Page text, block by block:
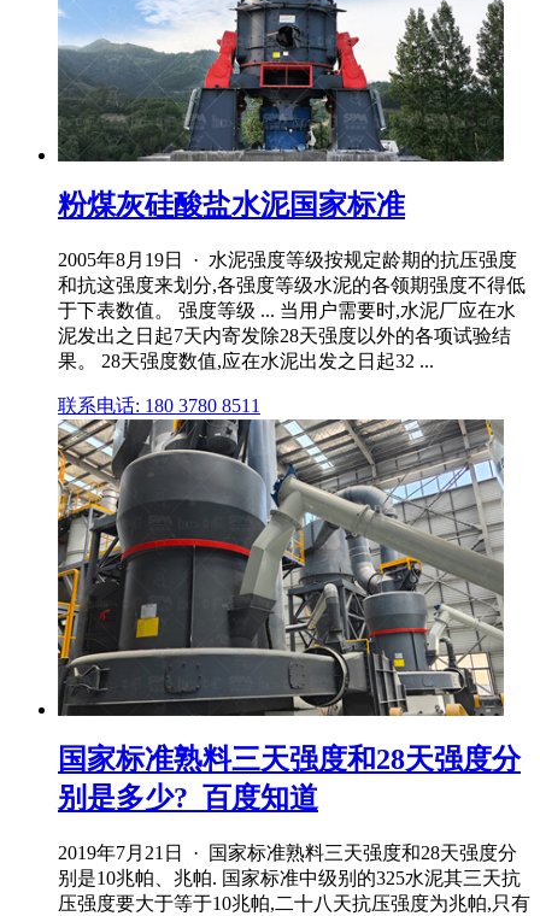
粉煤灰硅酸盐水泥国家标准
2005年8月19日 · 水泥强度等级按规定龄期的抗压强度
和抗这强度来划分,各强度等级水泥的各领期强度不得低
于下表数值。 强度等级 ... 当用户需要时,水泥厂应在水
泥发出之日起7天内寄发除28天强度以外的各项试验结
果。 28天强度数值,应在水泥出发之日起32 ...
联系电话: 180 3780 8511
国家标准熟料三天强度和28天强度分
别是多少?_百度知道
2019年7月21日 · 国家标准熟料三天强度和28天强度分
别是10兆帕、兆帕. 国家标准中级别的325水泥其三天抗
压强度要大于等于10兆帕,二十八天抗压强度为兆帕,只有